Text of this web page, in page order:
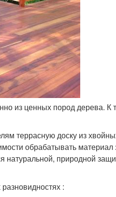
из ценных пород дерева. К
террасную доску из
обрабатывать
природной
: